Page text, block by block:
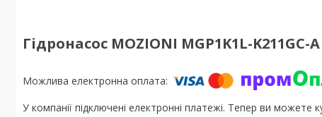
Гідронасос MOZIONI MGP1K1L-K211GC-
У компанії підключені електронні платежі. Тепер ви